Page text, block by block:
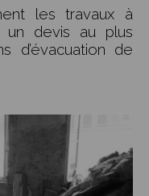
les travaux à
un devis au plus
d’évacuation de